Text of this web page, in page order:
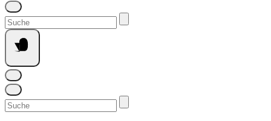
Suchen
nach:
Suchen
nach: